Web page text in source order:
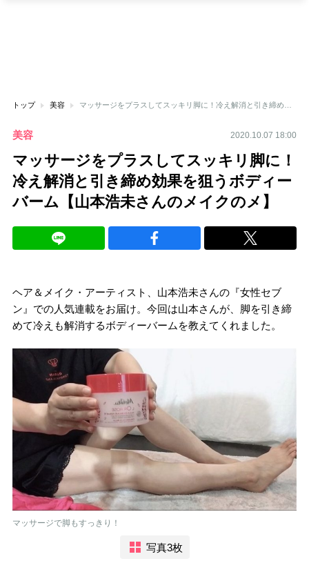
トップ 美容
美容 2020.10.07 18:00
マッサージをプラスしてスッキリ脚に！
冷え解消と引き締め効果を狙うボディー
バーム【山本浩未さんのメイクのメ】
ヘア＆メイク・アーティスト、山本浩未さんの『女性セブ
ン』での人気連載をお届け。今回は山本さんが、脚を引き締
めて冷えも解消するボディーバームを教えてくれました。
マッサージで脚もすっきり！
写真3枚